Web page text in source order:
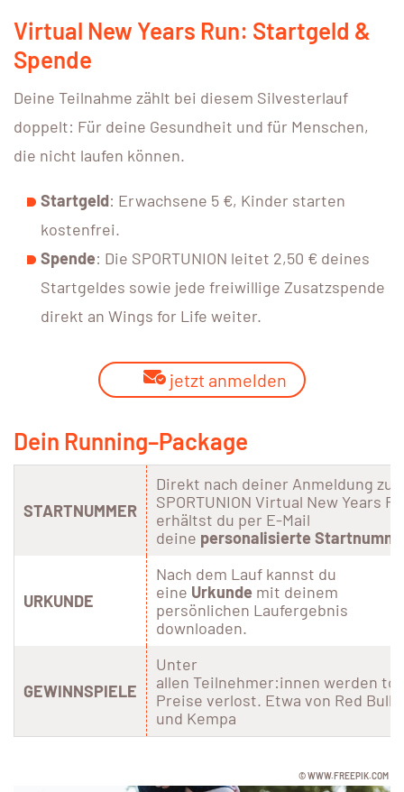
Virtual New Years Run: Startgeld &
Spende
Deine Teilnahme zählt bei diesem Silvesterlauf
doppelt: Für deine Gesundheit und für Menschen,
die nicht laufen können.
Startgeld: Erwachsene 5 €, Kinder starten
kostenfrei.
Spende: Die SPORTUNION leitet 2,50 € deines
Startgeldes sowie jede freiwillige Zusatzspende
direkt an Wings for Life weiter.
jetzt anmelden
Dein Running–Package
STARTNUMMER
Direkt nach deiner Anmeldung
SPORTUNION Virtual New Years
erhältst du per E-Mail
deine personalisierte
URKUNDE
Nach dem Lauf kannst du
eine Urkunde mit deinem
persönlichen Laufergebnis
downloaden.
GEWINNSPIELE
Unter
allen Teilnehmer:innen werden
Preise verlost. Etwa von Red Bull
und Kempa
© WWW.FREEPIK.COM